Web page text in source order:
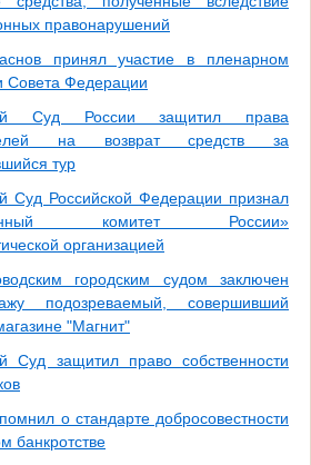
правонарушений
принял участие в пленарном
Совета Федерации
Суд России защитил права
на возврат средств за
тур
Суд Российской Федерации признал
комитет России»
организацией
городским судом заключен
подозреваемый, совершивший
"Магнит"
Суд защитил право собственности
о стандарте добросовестности
банкротстве